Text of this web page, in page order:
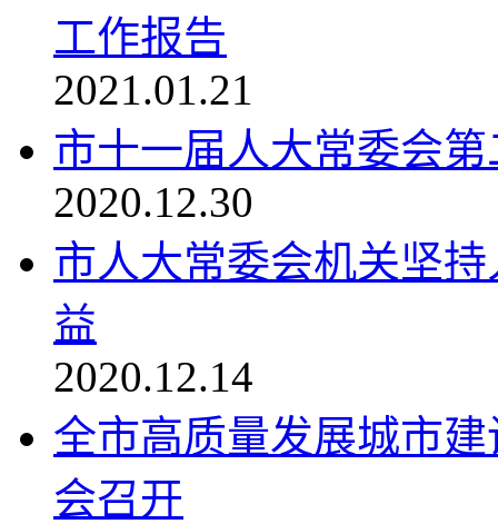
工作报告
2021.01.21
市十一届人大常委会
2020.12.30
市人大常委会机关坚
益
2020.12.14
全市高质量发展城市
会召开